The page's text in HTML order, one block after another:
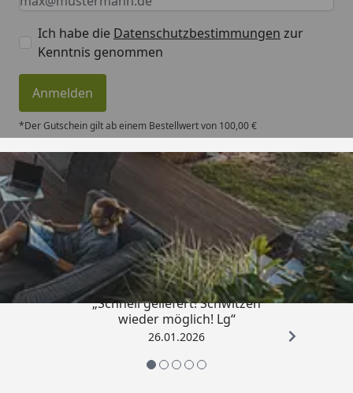
Ich habe die Datenschutzbestimmungen zur
Kenntnis genommen
Anmelden
*Der Gutschein gilt ab einem Bestellwert von 100,00 €
Trusted Shops
„Schnell geliefert! Schwitzen
wieder möglich! Lg“
26.01.2026